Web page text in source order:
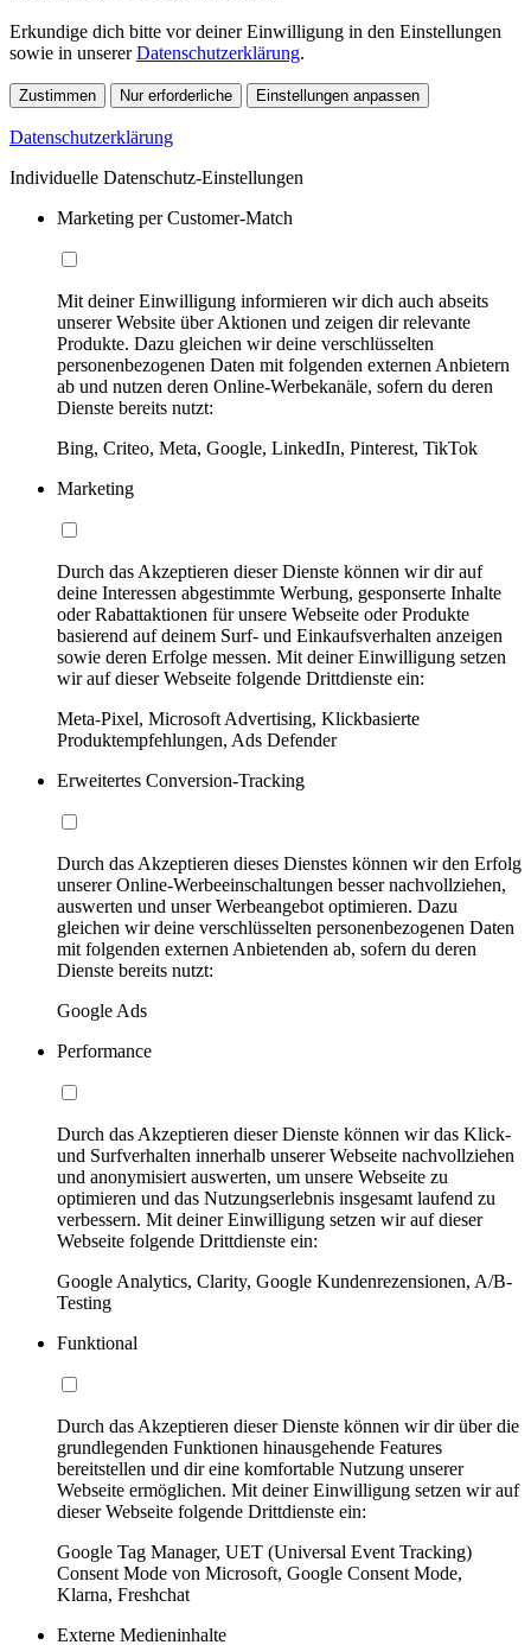
Erkundige dich bitte vor deiner Einwilligung in den Einstellungen
sowie in unsererDatenschutzerklärung.
Zustimmen Nur erforderliche Einstellungen anpassen
Datenschutzerklärung
Individuelle Datenschutz-Einstellungen
Marketing per Customer-Match
Mit deiner Einwilligung informieren wir dich auch abseits
unserer Website über Aktionen und zeigen dir relevante
Produkte. Dazu gleichen wir deine verschlüsselten
personenbezogenen Daten mit folgenden externen Anbietern
ab und nutzen deren Online-Werbekanäle, sofern du deren
Dienste bereits nutzt:
Bing, Criteo, Meta, Google, LinkedIn, Pinterest, TikTok
Marketing
Durch das Akzeptieren dieser Dienste können wir dir auf
deine Interessen abgestimmte Werbung, gesponserte Inhalte
oder Rabattaktionen für unsere Webseite oder Produkte
basierend auf deinem Surf- und Einkaufsverhalten anzeigen
sowie deren Erfolge messen. Mit deiner Einwilligung setzen
wir auf dieser Webseite folgende Drittdienste ein:
Meta-Pixel, Microsoft Advertising, Klickbasierte
Produktempfehlungen, Ads Defender
Erweitertes Conversion-Tracking
Durch das Akzeptieren dieses Dienstes können wir den Erfolg
unserer Online-Werbeeinschaltungen besser nachvollziehen,
auswerten und unser Werbeangebot optimieren. Dazu
gleichen wir deine verschlüsselten personenbezogenen Daten
mit folgenden externen Anbietenden ab, sofern du deren
Dienste bereits nutzt:
Google Ads
Performance
Durch das Akzeptieren dieser Dienste können wir das Klick-
und Surfverhalten innerhalb unserer Webseite nachvollziehen
und anonymisiert auswerten, um unsere Webseite zu
optimieren und das Nutzungserlebnis insgesamt laufend zu
verbessern. Mit deiner Einwilligung setzen wir auf dieser
Webseite folgende Drittdienste ein:
Google Analytics, Clarity, Google Kundenrezensionen, A/B-
Testing
Funktional
Durch das Akzeptieren dieser Dienste können wir dir über die
grundlegenden Funktionen hinausgehende Features
bereitstellen und dir eine komfortable Nutzung unserer
Webseite ermöglichen. Mit deiner Einwilligung setzen wir auf
dieser Webseite folgende Drittdienste ein:
Google Tag Manager, UET (Universal Event Tracking)
Consent Mode von Microsoft, Google Consent Mode,
Klarna, Freshchat
Externe Medieninhalte